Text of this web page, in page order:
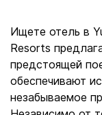
Ищете отель в
Resorts
предстоящей
обеспечивают
незабываемое